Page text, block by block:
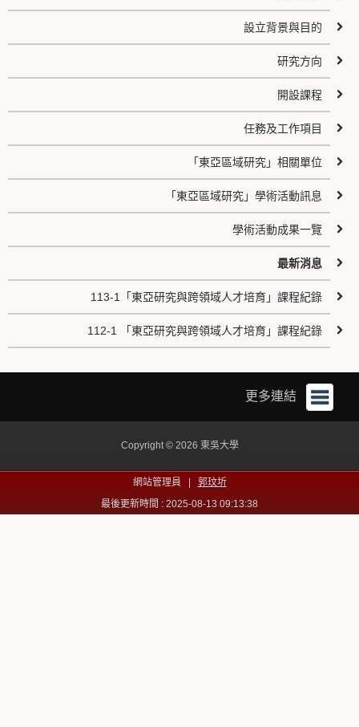
設立背景與目的
研究方向
開設課程
任務及工作項目
「東亞區域研究」相關單位
「東亞區域研究」學術活動訊息
學術活動成果一覽
最新消息
113-1「東亞研究與跨領域人才培育」課程紀錄
112-1 「東亞研究與跨領域人才培育」課程紀錄
更多連結
Copyright © 2026 東吳大學
網站管理員 | 郭玟圻
最後更新時間 : 2025-08-13 09:13:38